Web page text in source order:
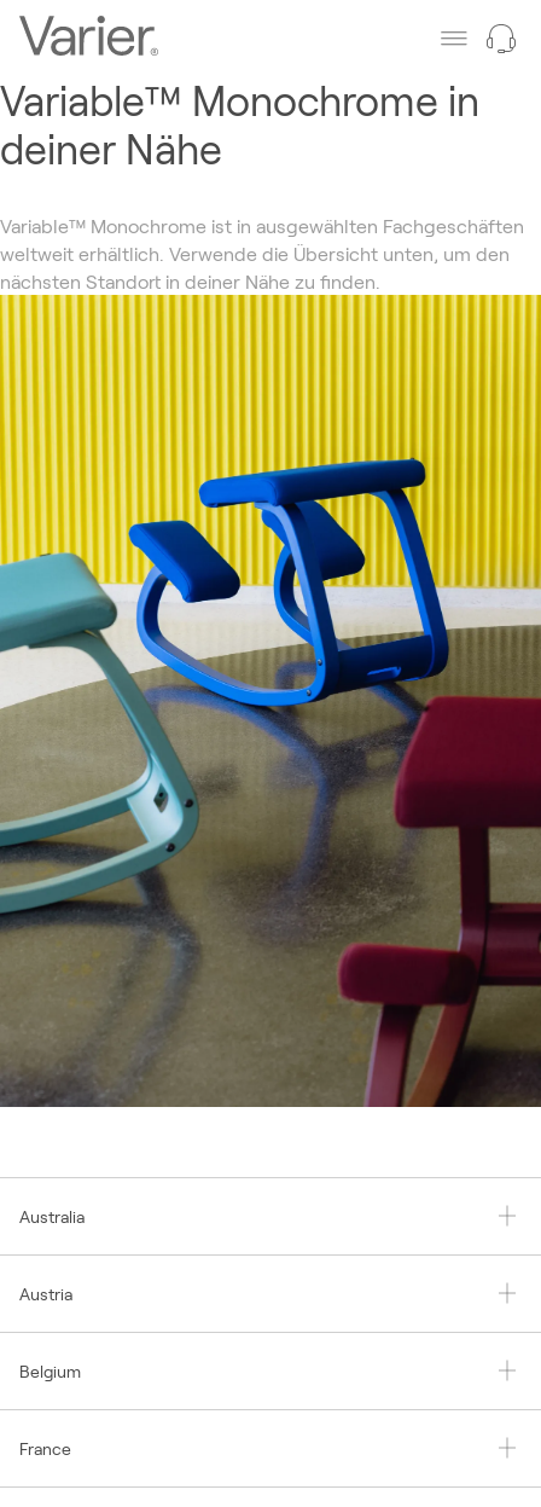
Variable™ Monochrome in
deiner Nähe
Variable™ Monochrome ist in ausgewählten Fachgeschäften
weltweit erhältlich. Verwende die Übersicht unten, um den
nächsten Standort in deiner Nähe zu finden.
Australia
Austria
Belgium
France